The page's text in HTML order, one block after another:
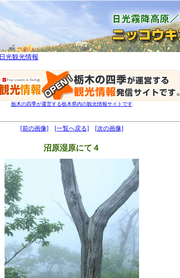
日光観光情報
栃木の四季が運営する栃木県内の観光情報サイトです
[前の画像] [一覧へ戻る] [次の画像]
沼原湿原にて４